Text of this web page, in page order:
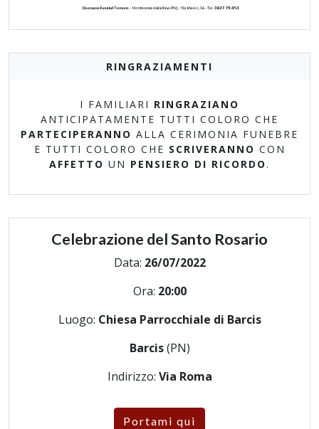
RINGRAZIAMENTI
I FAMILIARI RINGRAZIANO
ANTICIPATAMENTE TUTTI COLORO CHE
PARTECIPERANNO ALLA CERIMONIA FUNEBRE
E TUTTI COLORO CHE SCRIVERANNO CON
AFFETTO UN PENSIERO DI RICORDO .
Celebrazione del Santo Rosario
Data: 26/07/2022
Ora: 20:00
Luogo: Chiesa Parrocchiale di Barcis
Barcis(PN)
Indirizzo: Via Roma
Portami qui